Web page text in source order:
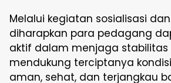
Melalui kegiatan sosialisasi
diharapkan para pedagang
aktif dalam menjaga stabilitas
mendukung terciptanya
aman, sehat, dan terjangkau